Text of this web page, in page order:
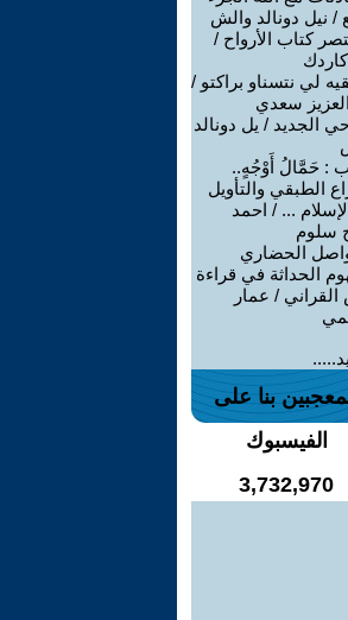
/ نيل دونالد والش
كتاب الأرواح /
كاردك
لي نتسناو براكتو /
سعدي
الجديد / يل دونالد
: حَمَّالُ أَوْجُهٍ..
الطبقي والتأويل
... / احمد
سلوم
الحضاري
الحداثة في قراءة
القراني / عمار
بنا على
الفيسبوك
3,732,970